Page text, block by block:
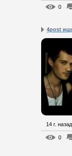
0
4post
14 г. назад
0